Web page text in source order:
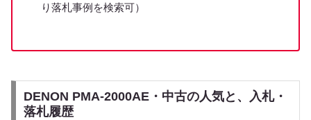
り落札事例を検索可）
DENON PMA-2000AE・中古の人気と、入札・
落札履歴